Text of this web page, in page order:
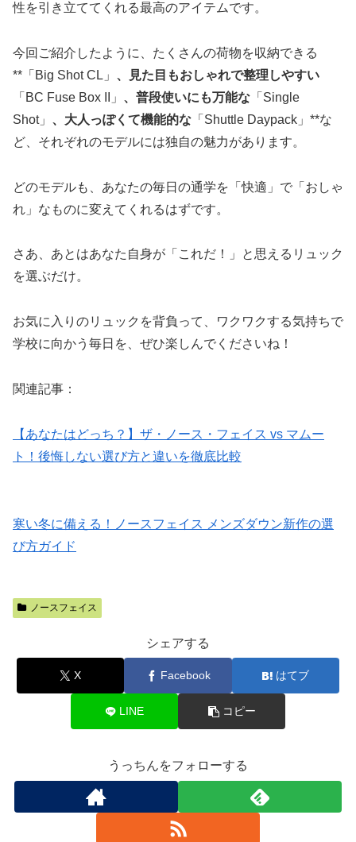
性を引き立ててくれる最高のアイテムです。
今回ご紹介したように、たくさんの荷物を収納できる
**「Big Shot CL」 、見た目もおしゃれで整理しやすい
「BC Fuse Box II」 、普段使いにも万能な 「Single
Shot」 、大人っぽくて機能的な 「Shuttle Daypack」**な
ど、それぞれのモデルには独自の魅力があります。
どのモデルも、あなたの毎日の通学を「快適」で「おしゃ
れ」なものに変えてくれるはずです。
さあ、あとはあなた自身が「これだ！」と思えるリュック
を選ぶだけ。
お気に入りのリュックを背負って、ワクワクする気持ちで
学校に向かう毎日を、ぜひ楽しんでくださいね！
関連記事：
【あなたはどっち？】ザ・ノース・フェイス vs マムー
ト！後悔しない選び方と違いを徹底比較
寒い冬に備える！ノースフェイス メンズダウン新作の選
び方ガイド
ノースフェイス
シェアする
X Facebook はてブ
LINE コピー
うっちんをフォローする